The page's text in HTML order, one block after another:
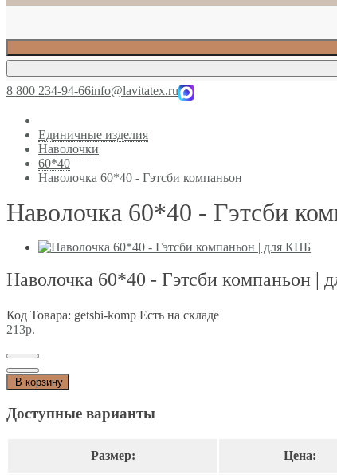
8 800 234-94-66info@lavitatex.ru
Единичные изделия
Наволочки
60*40
Наволочка 60*40 - Гэтсби компаньон
Наволочка 60*40 - Гэтсби
Наволочка 60*40 - Гэтсби компаньон |
Код Товара: getsbi-komp Есть на складе
213р.
В корзину
Доступные варианты
Размер: Цена: